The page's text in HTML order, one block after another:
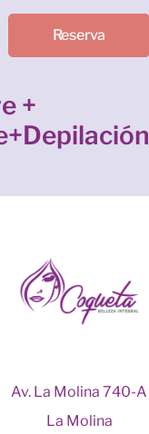
Reserva
+
Av. La Molina 740-A
La Molina